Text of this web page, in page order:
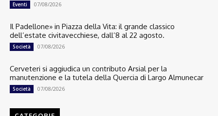
Eventi 07/08/2026
Il Padellone» in Piazza della Vita: il grande classico
dell’estate civitavecchiese, dall’8 al 22 agosto.
Società 07/08/2026
Cerveteri si aggiudica un contributo Arsial per la
manutenzione e la tutela della Quercia di Largo Almunecar
Società 07/08/2026